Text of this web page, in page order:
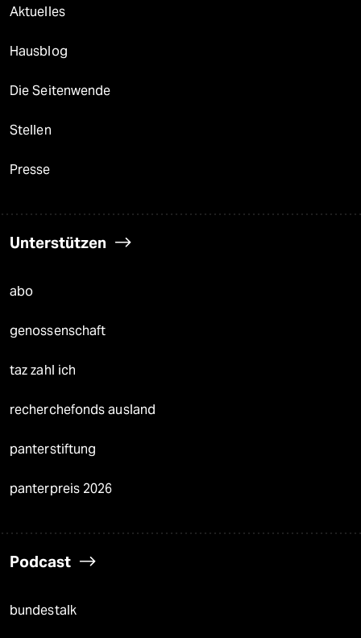
Aktuelles
Hausblog
Die Seitenwende
Stellen
Presse
Unterstützen
abo
genossenschaft
taz zahl ich
recherchefonds ausland
panterstiftung
panterpreis 2026
Podcast
bundestalk